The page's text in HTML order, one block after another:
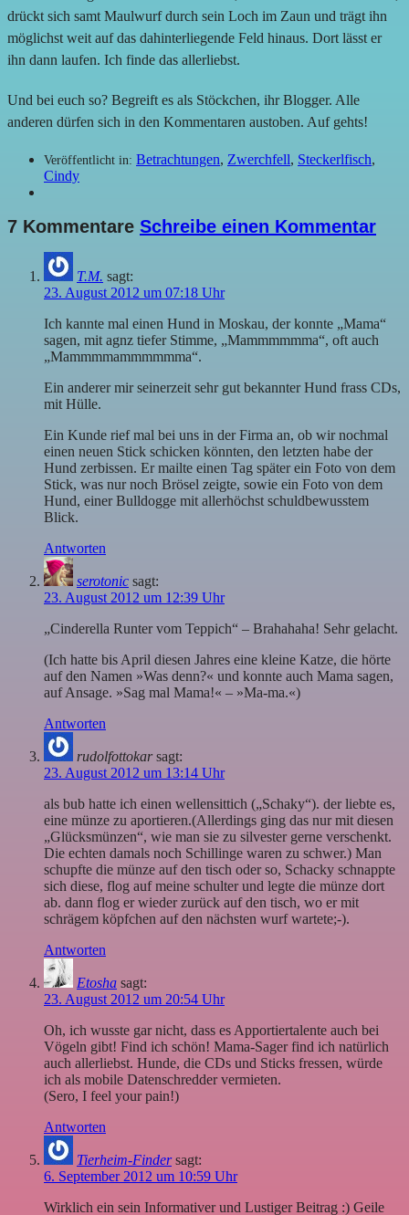
drückt sich samt Maulwurf durch sein Loch im Zaun und trägt ihn
möglichst weit auf das dahinterliegende Feld hinaus. Dort lässt er
ihn dann laufen. Ich finde das allerliebst.
Und bei euch so? Begreift es als Stöckchen, ihr Blogger. Alle
anderen dürfen sich in den Kommentaren austoben. Auf gehts!
Veröffentlicht in: Betrachtungen, Zwerchfell, Steckerlfisch,
Cindy
7 Kommentare Schreibe einen Kommentar
T.M. sagt:
23. August 2012 um 07:18 Uhr
Ich kannte mal einen Hund in Moskau, der konnte „Mama“
sagen, mit agnz tiefer Stimme, „Mammmmmma“, oft auch
„Mammmmammmmmma“.
Ein anderer mir seinerzeit sehr gut bekannter Hund frass CDs,
mit Hülle.
Ein Kunde rief mal bei uns in der Firma an, ob wir nochmal
einen neuen Stick schicken könnten, den letzten habe der
Hund zerbissen. Er mailte einen Tag später ein Foto von dem
Stick, was nur noch Brösel zeigte, sowie ein Foto von dem
Hund, einer Bulldogge mit allerhöchst schuldbewusstem
Blick.
Antworten
serotonic sagt:
23. August 2012 um 12:39 Uhr
„Cinderella Runter vom Teppich“ – Brahahaha! Sehr gelacht.
(Ich hatte bis April diesen Jahres eine kleine Katze, die hörte
auf den Namen »Was denn?« und konnte auch Mama sagen,
auf Ansage. »Sag mal Mama!« – »Ma-ma.«)
Antworten
rudolfottokar sagt:
23. August 2012 um 13:14 Uhr
als bub hatte ich einen wellensittich („Schaky“). der liebte es,
eine münze zu aportieren.(Allerdings ging das nur mit diesen
„Glücksmünzen“, wie man sie zu silvester gerne verschenkt.
Die echten damals noch Schillinge waren zu schwer.) Man
schupfte die münze auf den tisch oder so, Schacky schnappte
sich diese, flog auf meine schulter und legte die münze dort
ab. dann flog er wieder zurück auf den tisch, wo er mit
schrägem köpfchen auf den nächsten wurf wartete;-).
Antworten
Etosha sagt:
23. August 2012 um 20:54 Uhr
Oh, ich wusste gar nicht, dass es Apportiertalente auch bei
Vögeln gibt! Find ich schön! Mama-Sager find ich natürlich
auch allerliebst. Hunde, die CDs und Sticks fressen, würde
ich als mobile Datenschredder vermieten.
(Sero, I feel your pain!)
Antworten
Tierheim-Finder sagt:
6. September 2012 um 10:59 Uhr
Wirklich ein sein Informativer und Lustiger Beitrag :) Geile